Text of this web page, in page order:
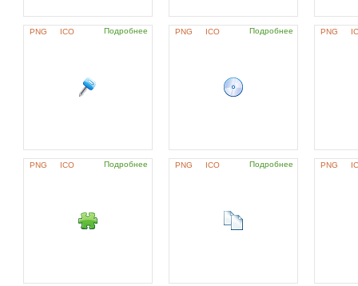
PNG ICO Подробнее PNG ICO Подробнее PNG
PNG ICO Подробнее PNG ICO Подробнее PNG